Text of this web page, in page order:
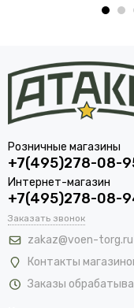
Розничные магазины
+7(495)278-08-
Интернет-магазин
+7(495)278-08-
Заказать звонок
zakaz@voen-torg.ru
Контакты
Заказы